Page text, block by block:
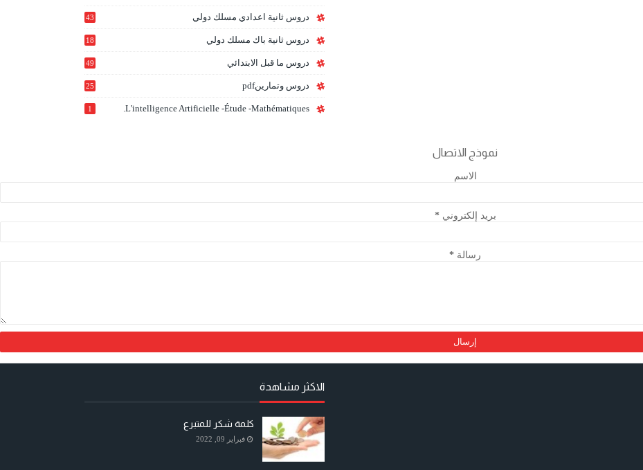
دروس ثانية اعدادي مسلك دولي 43
دروس ثانية باك مسلك دولي
18
دروس ما قبل الابتدائي 49
دروس وتمارينpdf 25
L'intelligence Artificielle -étude -mathématiques.
1
نموذج الاتصال
الاسم
بريد إلكتروني*
رسالة *
الاكثر مشاهدة
كلمة شكر للمتبرع
فبراير 09, 2022